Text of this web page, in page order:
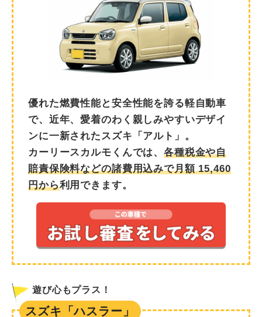
優れた燃費性能と安全性能を誇る軽自動車
で、近年、愛着のわく親しみやすいデザイ
ンに一新されたスズキ「アルト」。
カーリースカルモくんでは、各種税金や自
賠責保険料などの諸費用込みで月額15,460
円から利用できます。
遊び心もプラス！
スズキ「ハスラー」